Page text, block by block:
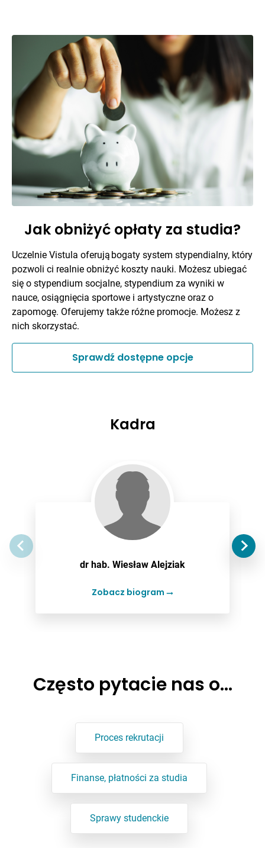
Jak obniżyć opłaty za studia?
Uczelnie Vistula oferują bogaty system stypendialny, który
pozwoli ci realnie obniżyć koszty nauki. Możesz ubiegać
się o stypendium socjalne, stypendium za wyniki w
nauce, osiągnięcia sportowe i artystyczne oraz o
zapomogę. Oferujemy także różne promocje. Możesz z
nich skorzystać.
Sprawdź dostępne opcje
Kadra
dr hab. Wiesław Alejziak
Zobacz biogram
Często pytacie nas o…
Proces rekrutacji
Finanse, płatności za studia
Sprawy studenckie